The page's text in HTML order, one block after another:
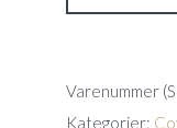
Varenummer
Kategorier: